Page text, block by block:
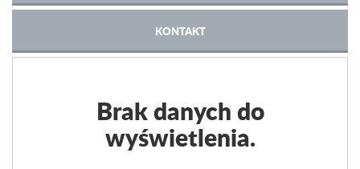
KONTAKT
Brak danych do
wyświetlenia.